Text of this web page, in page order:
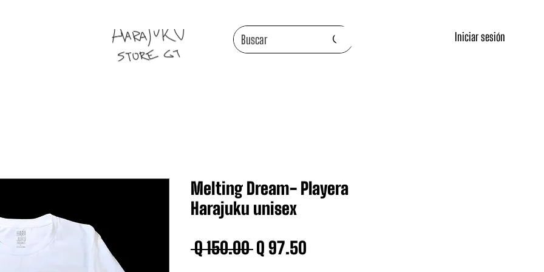
Iniciar sesión
Melting Dream- Playera
Harajuku unisex
Q 150.00 Precio
Q 97.50